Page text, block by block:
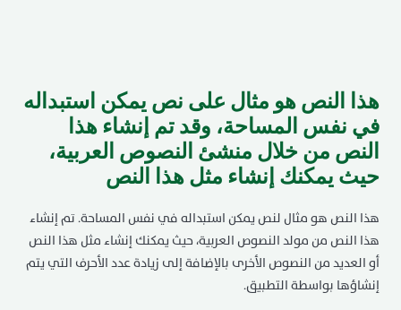
هذا النص هو مثال على نص يمكن استبداله
في نفس المساحة، وقد تم إنشاء هذا
النص من خلال منشئ النصوص العربية،
حيث يمكنك إنشاء مثل هذا النص
هذا النص هو مثال لنص يمكن استبداله في نفس المساحة. تم إنشاء
هذا النص من مولد النصوص العربية، حيث يمكنك إنشاء مثل هذا النص
أو العديد من النصوص الأخرى بالإضافة إلى زيادة عدد الأحرف التي يتم
إنشاؤها بواسطة التطبيق.